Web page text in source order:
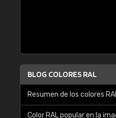
BLOG COLORES RAL
Resumen de los colores
Color RAL popular en la